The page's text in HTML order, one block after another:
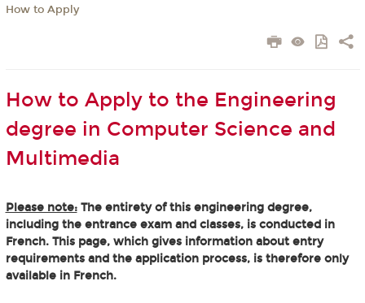
How to Apply
How to Apply to the Engineering
degree in Computer Science and
Multimedia
Please note:The entirety of this engineering degree,
including the entrance exam and classes, is conducted in
French. This page, which gives information about entry
requirements and the application process, is therefore only
available in French.